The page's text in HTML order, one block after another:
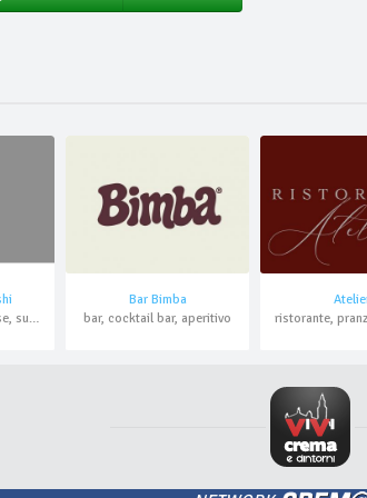
ristorante giapponese, sushi bar, aperitivo, cocktail bar, asporto, domicilio
Bar Bimba
bar, cocktail bar, aperitivo
ristorante,